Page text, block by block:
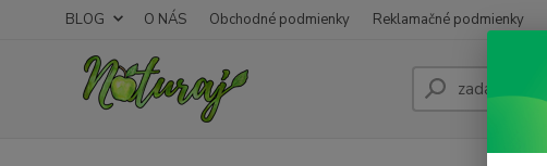
BLOG O NÁS Obchodné podmienky Reklamačné podmienky